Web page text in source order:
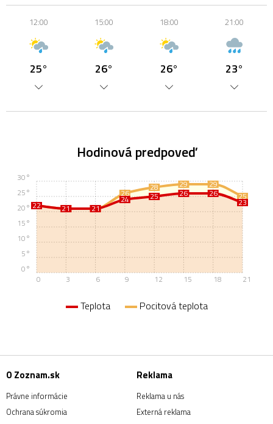
12:00
25°
15:00
26°
18:00
26°
21:00
23°
Hodinová predpoveď
22 21 21
26
28 29
29
25
22 21 21
24 25 26 26
23
0 3 6 9 12 15 18 21
0°
5°
10°
15°
20°
25°
30°
Teplota Pocitová teplota
O Zoznam.sk
Právne informácie
Ochrana súkromia
Reklama
Reklama u nás
Externá reklama